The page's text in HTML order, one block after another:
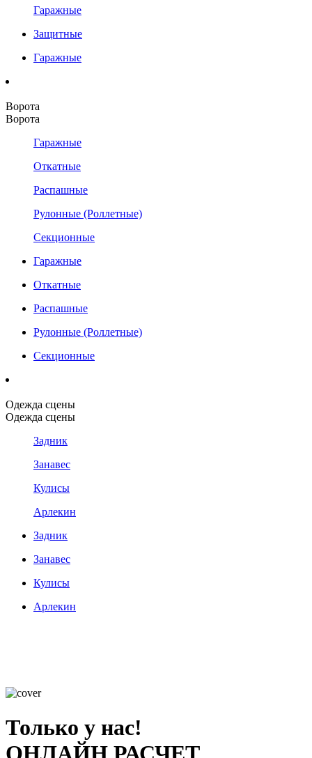
Гаражные
Защитные
Гаражные
Ворота
Ворота
Гаражные
Откатные
Распашные
Рулонные (Роллетные)
Секционные
Гаражные
Откатные
Распашные
Рулонные (Роллетные)
Секционные
Одежда сцены
Одежда сцены
Задник
Занавес
Кулисы
Арлекин
Задник
Занавес
Кулисы
Арлекин
Только у нас!
ОНЛАЙН РАСЧЕТ